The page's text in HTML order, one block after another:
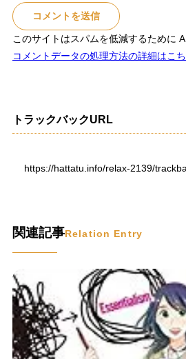
このサイトはスパムを低減するために
コメントデータの処理方法の詳細はこ
トラックバックURL
https://hattatu.info/relax-2139/
関連記事Relation Entry